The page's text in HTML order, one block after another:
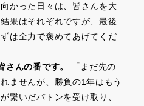
かった日々は、皆さんを大
果はそれぞれですが、最後
は全力で褒めてあげてくだ
さんの番です。
「まだ先の
ませんが、勝負の1年はもう
繋いだバトンを受け取り、